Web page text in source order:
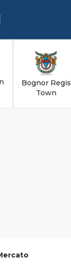
Bognor Regis
Town